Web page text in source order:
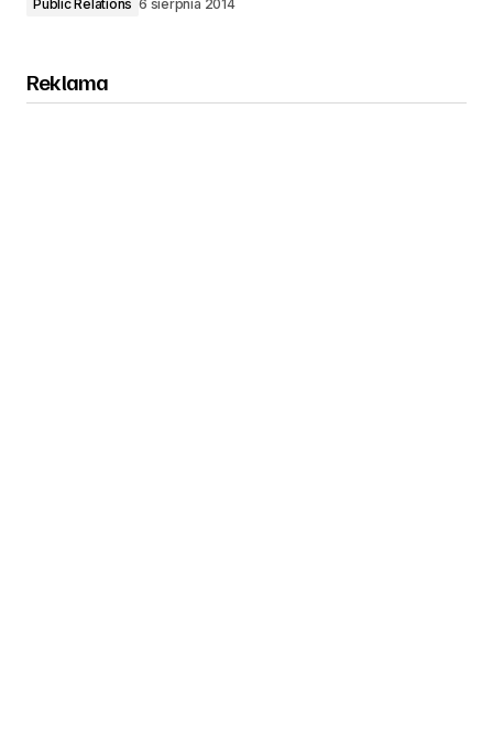
Public Relations 6 sierpnia 2014
Reklama